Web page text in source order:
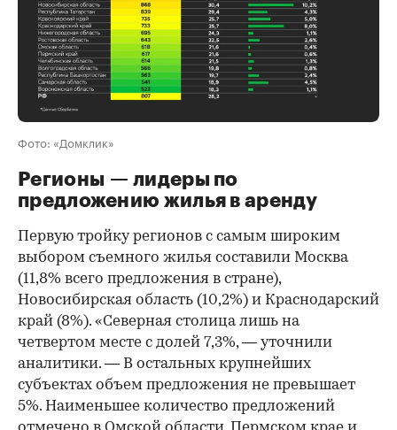
Фото: «Домклик»
Регионы — лидеры по
предложению жилья в аренду
Первую тройку регионов с самым широким
выбором съемного жилья составили Москва
(11,8% всего предложения в стране),
Новосибирская область (10,2%) и Краснодарский
край (8%). «Северная столица лишь на
четвертом месте с долей 7,3%, — уточнили
аналитики. — В остальных крупнейших
субъектах объем предложения не превышает
5%. Наименьшее количество предложений